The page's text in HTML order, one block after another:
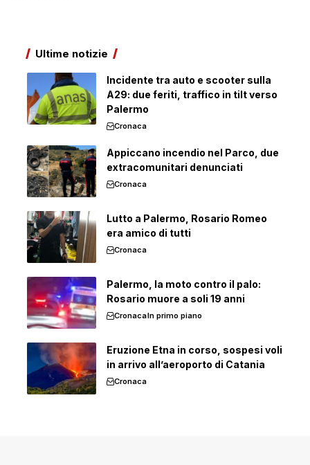
Ultime notizie
Incidente tra auto e scooter sulla
A29: due feriti, traffico in tilt verso
Palermo
Cronaca
Appiccano incendio nel Parco, due
extracomunitari denunciati
Cronaca
Lutto a Palermo, Rosario Romeo
era amico di tutti
Cronaca
Palermo, la moto contro il palo:
Rosario muore a soli 19 anni
CronacaIn primo piano
Eruzione Etna in corso, sospesi voli
in arrivo all’aeroporto di Catania
Cronaca